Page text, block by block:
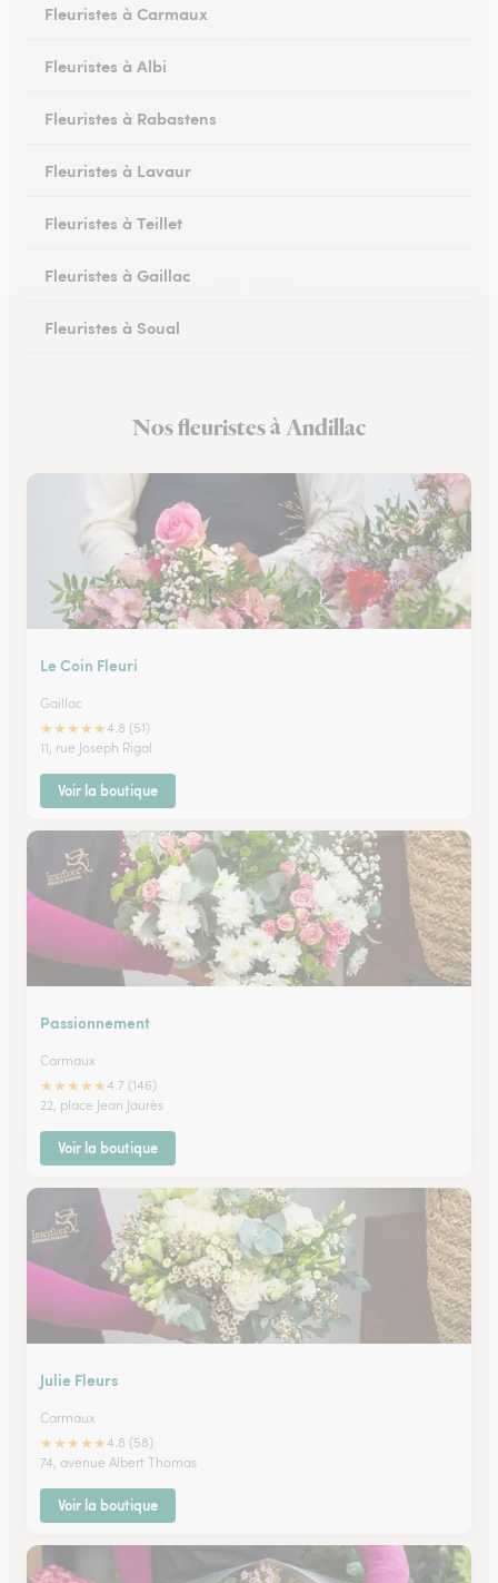
Fleuristes à Carmaux
Fleuristes à Albi
Fleuristes à Rabastens
Fleuristes à Lavaur
Fleuristes à Teillet
Fleuristes à Gaillac
Fleuristes à Soual
Fleuristes à Murat-sur-Vèbre
Nos fleuristes à Andillac
Le Coin Fleuri
Gaillac
★★★★★4.8 (51)
11, rue Joseph Rigal
Voir la boutique
Passionnement
Carmaux
★★★★★4.7 (146)
22, place Jean Jaurès
Voir la boutique
Julie Fleurs
Carmaux
★★★★★4.8 (58)
74, avenue Albert Thomas
Voir la boutique